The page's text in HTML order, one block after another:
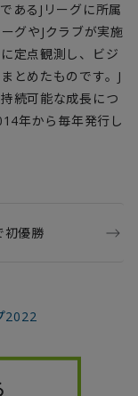
あるJリーグに所属
グやJクラブが実施
定点観測し、ビジ
とめたものです。J
続可能な成長につ
年から毎年発行し
初優勝
2022